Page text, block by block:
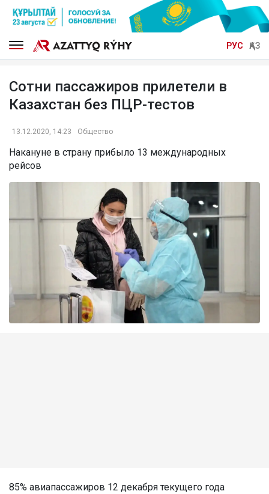
РУС ҚАЗ
Сотни пассажиров прилетели в
Казахстан без ПЦР-тестов
13.12.2020, 14:23 Общество
Накануне в страну прибыло 13 международных
рейсов
85% авиапассажиров 12 декабря текущего года